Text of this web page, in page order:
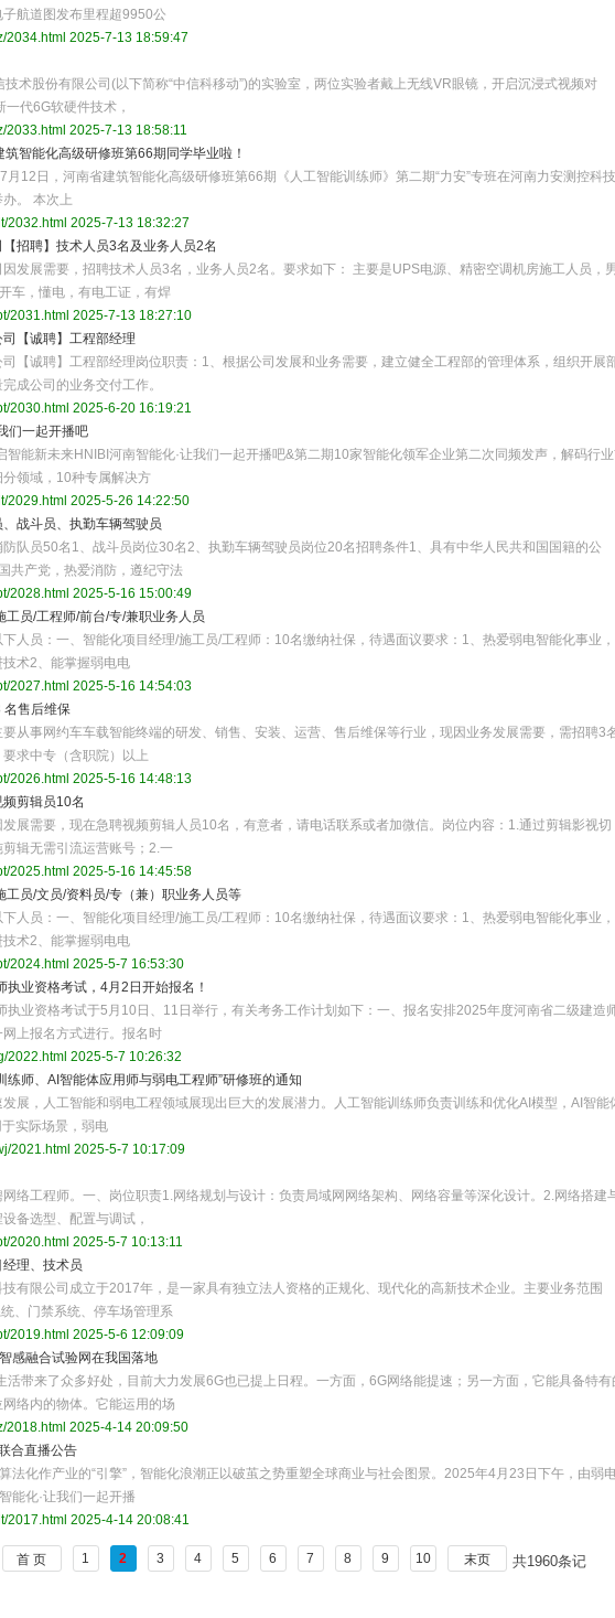
航道图发布里程超9950公
2034.html 2025-7-13 18:59:47
术股份有限公司(以下简称“中信科移动”)的实验室，两位实验者戴上无线VR眼镜，开启沉浸式视频对
代6G软硬件技术，
2033.html 2025-7-13 18:58:11
智能化高级研修班第66期同学毕业啦！
月12日，河南省建筑智能化高级研修班第66期《人工智能训练师》第二期“力安”专班在河南力安测控科技
。 本次上
2032.html 2025-7-13 18:32:27
招聘】技术人员3名及业务人员2名
发展需要，招聘技术人员3名，业务人员2名。要求如下： 主要是UPS电源、精密空调机房施工人员，
车，懂电，有电工证，有焊
2031.html 2025-7-13 18:27:10
【诚聘】工程部经理
【诚聘】工程部经理岗位职责：1、根据公司发展和业务需要，建立健全工程部的管理体系，组织开展
成公司的业务交付工作。
2030.html 2025-6-20 16:19:21
们一起开播吧
智能新未来HNIBI河南智能化·让我们一起开播吧&第二期10家智能化领军企业第二次同频发声，解码行
领域，10种专属解决方
2029.html 2025-5-26 14:22:50
、战斗员、执勤车辆驾驶员
队员50名1、战斗员岗位30名2、执勤车辆驾驶员岗位20名招聘条件1、具有中华人民共和国国籍的公
共产党，热爱消防，遵纪守法
2028.html 2025-5-16 15:00:49
工员/工程师/前台/专/兼职业务人员
人员：一、智能化项目经理/施工员/工程师：10名缴纳社保，待遇面议要求：1、热爱弱电智能化事业，
术2、能掌握弱电电
2027.html 2025-5-16 14:54:03
名售后维保
从事网约车车载智能终端的研发、销售、安装、运营、售后维保等行业，现因业务发展需要，需招聘3
求中专（含职院）以上
2026.html 2025-5-16 14:48:13
剪辑员10名
展需要，现在急聘视频剪辑人员10名，有意者，请电话联系或者加微信。岗位内容：1.通过剪辑影视切
辑无需引流运营账号；2.一
2025.html 2025-5-16 14:45:58
工员/文员/资料员/专（兼）职业务人员等
人员：一、智能化项目经理/施工员/工程师：10名缴纳社保，待遇面议要求：1、热爱弱电智能化事业，
术2、能掌握弱电电
2024.html 2025-5-7 16:53:30
业资格考试，4月2日开始报名！
执业资格考试于5月10日、11日举行，有关考务工作计划如下：一、报名安排2025年度河南省二级建造
上报名方式进行。报名时
2022.html 2025-5-7 10:26:32
练师、AI智能体应用师与弱电工程师”研修班的通知
展，人工智能和弱电工程领域展现出巨大的发展潜力。人工智能训练师负责训练和优化AI模型，AI智能
实际场景，弱电
2021.html 2025-5-7 10:17:09
络工程师。一、岗位职责1.网络规划与设计：负责局域网网络架构、网络容量等深化设计。2.网络搭建
备选型、配置与调试，
2020.html 2025-5-7 10:13:11
理、技术员
有限公司成立于2017年，是一家具有独立法人资格的正规化、现代化的高新技术企业。主要业务范围
、门禁系统、停车场管理系
2019.html 2025-5-6 12:09:09
感融合试验网在我国落地
活带来了众多好处，目前大力发展6G也已提上日程。一方面，6G网络能提速；另一方面，它能具备特有
络内的物体。它能运用的场
2018.html 2025-4-14 20:09:50
合直播公告
法化作产业的“引擎”，智能化浪潮正以破茧之势重塑全球商业与社会图景。2025年4月23日下午，由弱
能化·让我们一起开播
2017.html 2025-4-14 20:08:41
首 页 1 2 3 4 5 6 7 8 9 10 末页
共1960条记